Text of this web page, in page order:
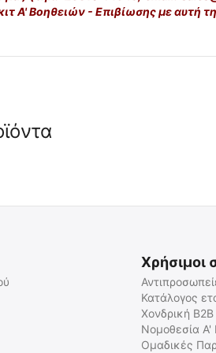
Α' Βοηθειών - Επιβίωσης με αυτή
Α'
MIL-TEC Ζώνη με Κρυφή
Θήκη Ασφαλείας για
Χρήσιμοι
Κατάλογος
Χονδρική B2B
Νομοθεσία Α'
Ομαδικές